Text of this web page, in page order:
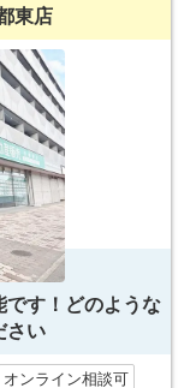
東店
です！どのような
さい
オンライン相談可